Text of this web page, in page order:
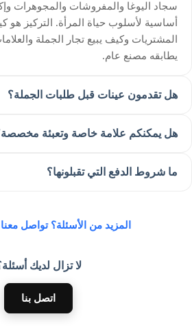
سجاد اليوغا والمفروشات والمجوهرات
أساسية لأسلوب حياة المرأة. التركيز هو
المشتريات وكيف يبيع تجار الجملة
يطابقه مصنع عام.
هل تقدمون عينات قبل طلبات الجملة؟
هل يمكنكم علامة خاصة وتعبئة
ما شروط الدفع التي تقبلونها؟
المزيد من الأسئلة؟ تواصل
لا تزال لديك
اتصل بنا